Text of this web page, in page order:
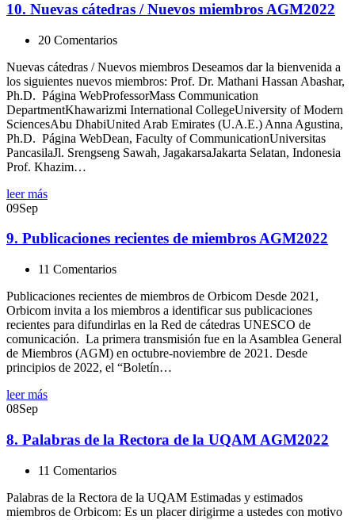
10. Nuevas cátedras / Nuevos miembros AGM2022
20 Comentarios
Nuevas cátedras / Nuevos miembros Deseamos dar la bienvenida a
los siguientes nuevos miembros: Prof. Dr. Mathani Hassan Abashar,
Ph.D. Página WebProfessorMass Communication
DepartmentKhawarizmi International CollegeUniversity of Modern
SciencesAbu DhabiUnited Arab Emirates (U.A.E.) Anna Agustina,
Ph.D. Página WebDean, Faculty of CommunicationUniversitas
PancasilaJl. Srengseng Sawah, JagakarsaJakarta Selatan, Indonesia
Prof. Khazim…
leer más
09Sep
9. Publicaciones recientes de miembros AGM2022
11 Comentarios
Publicaciones recientes de miembros de Orbicom Desde 2021,
Orbicom invita a los miembros a identificar sus publicaciones
recientes para difundirlas en la Red de cátedras UNESCO de
comunicación. La primera transmisión fue en la Asamblea General
de Miembros (AGM) en octubre-noviembre de 2021. Desde
principios de 2022, el “Boletín…
leer más
08Sep
8. Palabras de la Rectora de la UQAM AGM2022
11 Comentarios
Palabras de la Rectora de la UQAM Estimadas y estimados
miembros de Orbicom: Es un placer dirigirme a ustedes con motivo